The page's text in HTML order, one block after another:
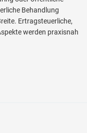
Behandlung
Ertragsteuerliche,
werden praxisnah